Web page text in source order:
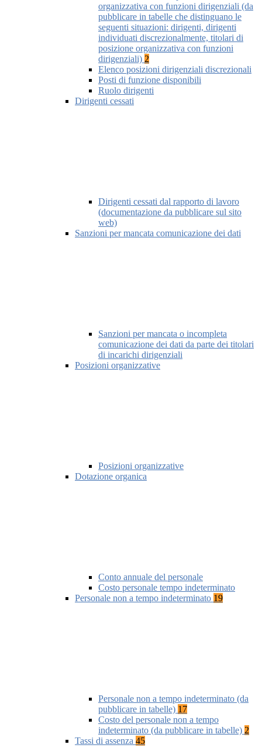
organizzativa con funzioni dirigenziali (da
pubblicare in tabelle che distinguano le
seguenti situazioni: dirigenti, dirigenti
individuati discrezionalmente, titolari di
posizione organizzativa con funzioni
dirigenziali) 2
Elenco posizioni dirigenziali discrezionali
Posti di funzione disponibili
Ruolo dirigenti
Dirigenti cessati
Dirigenti cessati dal rapporto di lavoro
(documentazione da pubblicare sul sito
web)
Sanzioni per mancata comunicazione dei dati
Sanzioni per mancata o incompleta
comunicazione dei dati da parte dei titolari
di incarichi dirigenziali
Posizioni organizzative
Posizioni organizzative
Dotazione organica
Conto annuale del personale
Costo personale tempo indeterminato
Personale non a tempo indeterminato 19
Personale non a tempo indeterminato (da
pubblicare in tabelle) 17
Costo del personale non a tempo
indeterminato (da pubblicare in tabelle) 2
Tassi di assenza 45